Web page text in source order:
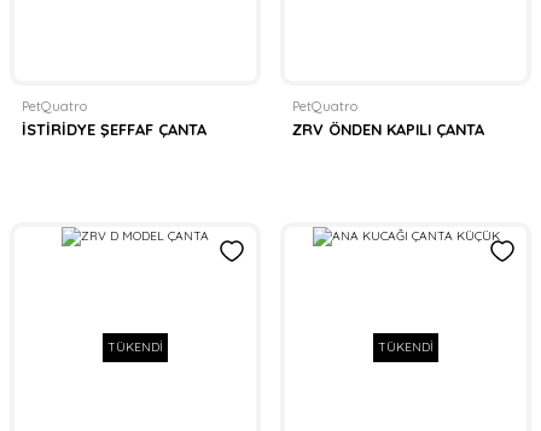
PetQuatro
İSTİRİDYE ŞEFFAF ÇANTA
PetQuatro
ZRV ÖNDEN KAPILI ÇANTA
TÜKENDİ TÜKENDİ